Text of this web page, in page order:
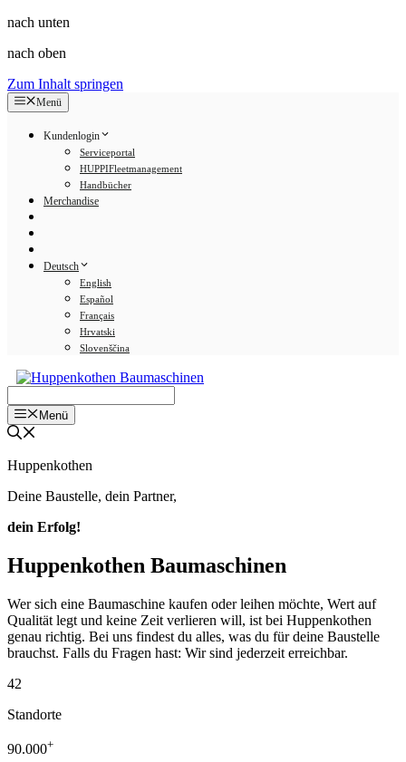
nach unten
nach oben
Zum Inhalt springen
Menü
Kundenlogin
Serviceportal
HUPPIFleetmanagement
Handbücher
Merchandise
Deutsch
English
Español
Français
Hrvatski
Slovenščina
Menü
Huppenkothen
Deine Baustelle, dein Partner,
dein Erfolg!
Huppenkothen Baumaschinen
Wer sich eine Baumaschine kaufen oder leihen möchte, Wert auf
Qualität legt und keine Zeit verlieren will, ist bei Huppenkothen
genau richtig. Bei uns findest du alles, was du für deine Baustelle
brauchst. Falls du Fragen hast: Wir sind jederzeit erreichbar.
42
Standorte
90.000+